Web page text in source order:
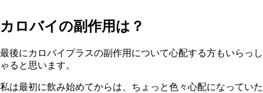
カロバイの副作用は？
最後にカロバイプラスの副作用について心配する方もいらっし
ゃると思います。
私は最初に飲み始めてからは、ちょっと色々心配になっていた